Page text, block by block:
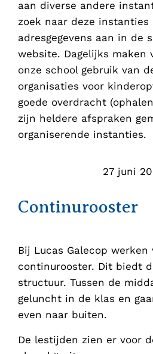
aan diverse andere
zoek naar deze
adresgegevens aan in de
website. Dagelijks maken
onze school gebruik van
organisaties voor
goede overdracht
zijn heldere afspraken
organiserende instanties.
27 juni
Continurooster
Bij Lucas Galecop werken
continurooster. Dit biedt
structuur. Tussen de
geluncht in de klas en
even naar buiten.
De lestijden zien er voor